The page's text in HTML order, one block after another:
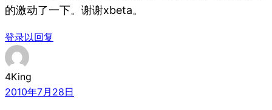
的激动了一下。谢谢xbeta。
登录以回复
4King
2010年7月28日